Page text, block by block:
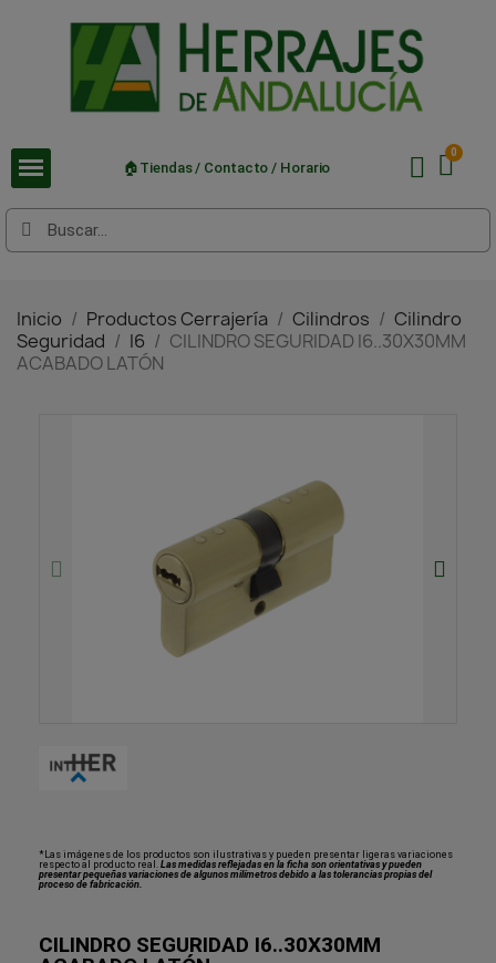
🏠Tiendas / Contacto / Horario
Inicio Productos Cerrajería Cilindros
Cilindro
Seguridad
I6
CILINDRO SEGURIDAD I6..30X30MM
ACABADO LATÓN
*Las imágenes de los productos son ilustrativas y pueden presentar ligeras variaciones
respecto al producto real. Las medidas reflejadas en la ficha son orientativas y pueden
presentar pequeñas variaciones de algunos milímetros debido a las tolerancias propias del
proceso de fabricación.
CILINDRO SEGURIDAD I6..30X30MM